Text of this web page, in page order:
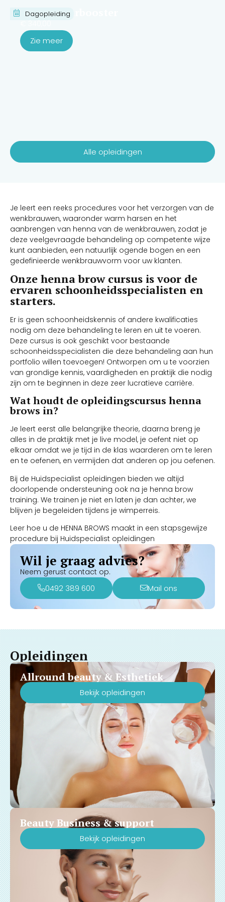
Dagopleiding
Cursus haarbooster
€ 340,00
Zie meer
Alle opleidingen
Je leert een reeks procedures voor het verzorgen van de
wenkbrauwen, waaronder warm harsen en het
aanbrengen van henna van de wenkbrauwen, zodat je
deze veelgevraagde behandeling op competente wijze
kunt aanbieden, een natuurlijk ogende bogen en een
gedefinieerde wenkbrauwvorm voor uw klanten.
Onze henna brow cursus is voor de
ervaren schoonheidsspecialisten en
starters.
Er is geen schoonheidskennis of andere kwalificaties
nodig om deze behandeling te leren en uit te voeren.
Deze cursus is ook geschikt voor bestaande
schoonheidsspecialisten die deze behandeling aan hun
portfolio willen toevoegen! Ontworpen om u te voorzien
van grondige kennis, vaardigheden en praktijk die nodig
zijn om te beginnen in deze zeer lucratieve carrière.
Wat houdt de opleidingscursus henna
brows in?
Je leert eerst alle belangrijke theorie, daarna breng je
alles in de praktijk met je live model, je oefent niet op
elkaar omdat we je tijd in de klas waarderen om te leren
en te oefenen, en vermijden dat anderen op jou oefenen.
Bij de Huidspecialist opleidingen bieden we altijd
doorlopende ondersteuning ook na je henna brow
training. We trainen je niet en laten je dan achter, we
blijven je begeleiden tijdens je wimperreis.
Leer hoe u de HENNA BROWS maakt in een stapsgewijze
procedure bij Huidspecialist opleidingen
Wil je graag advies?
Neem gerust contact op.
0492 389 600 Mail ons
Opleidingen
Allround beauty & Esthetiek
Bekijk opleidingen
Beauty Business & support
Bekijk opleidingen